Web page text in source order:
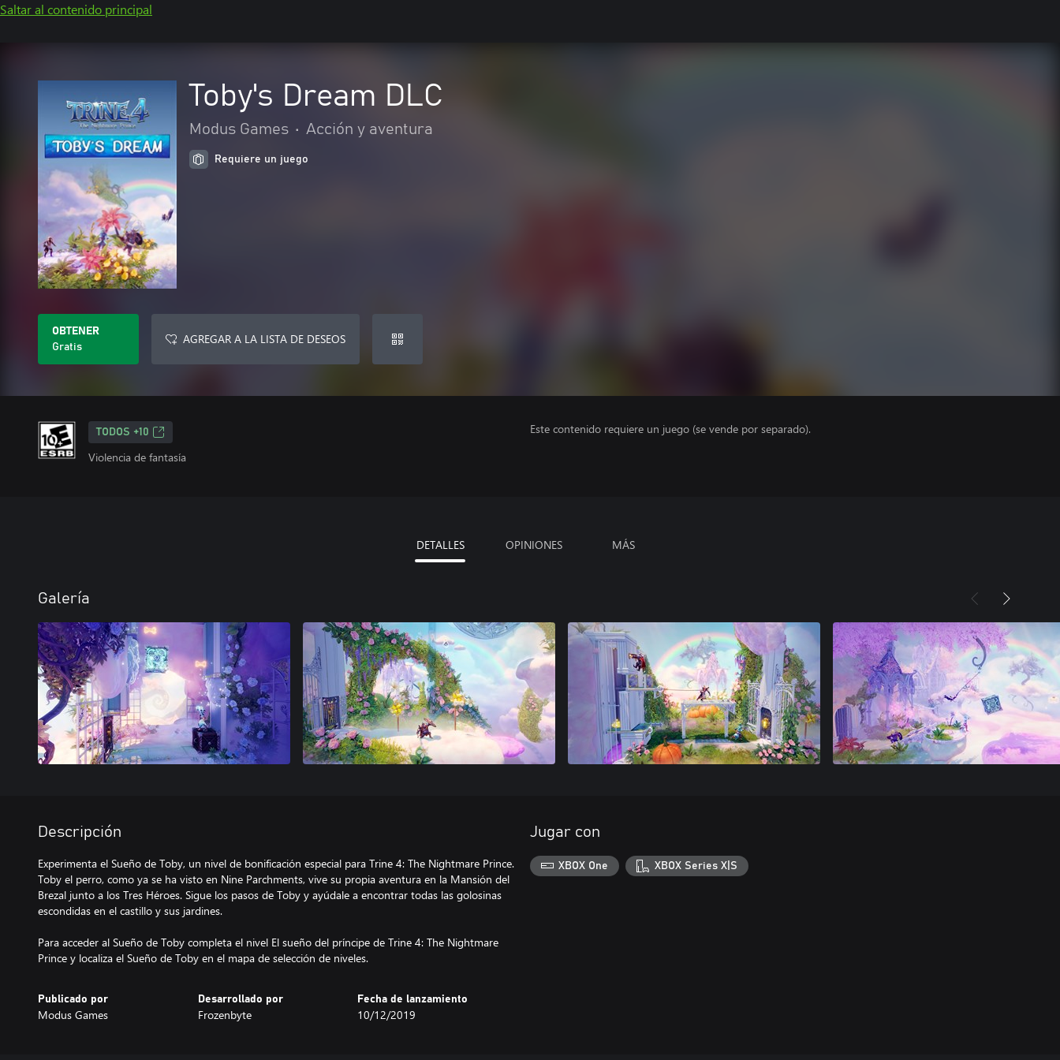
Saltar al contenido principal
Toby's Dream DLC
Modus Games • Acción y aventura
Requiere un juego
OBTENER
Gratis
AGREGAR A LA LISTA DE DESEOS
TODOS +10
Violencia de fantasía
Este contenido requiere un juego (se vende por separado).
DETALLES OPINIONES MÁS
Galería
Descripción
Experimenta el Sueño de Toby, un nivel de bonificación especial para Trine 4: The Nightmare Prince.
Toby el perro, como ya se ha visto en Nine Parchments, vive su propia aventura en la Mansión del
Brezal junto a los Tres Héroes. Sigue los pasos de Toby y ayúdale a encontrar todas las golosinas
escondidas en el castillo y sus jardines.
Para acceder al Sueño de Toby completa el nivel El sueño del príncipe de Trine 4: The Nightmare
Prince y localiza el Sueño de Toby en el mapa de selección de niveles.
Publicado por
Modus Games
Desarrollado por
Frozenbyte
Fecha de lanzamiento
10/12/2019
Jugar con
XBOX One XBOX Series X|S